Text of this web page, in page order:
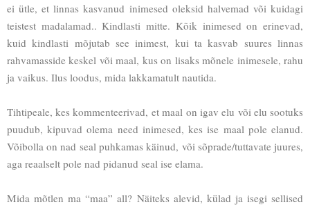
ei ütle, et linnas kasvanud inimesed oleksid halvemad või kuidagi
teistest madalamad.. Kindlasti mitte. Kõik inimesed on erinevad,
kuid kindlasti mõjutab see inimest, kui ta kasvab suures linnas
rahvamasside keskel või maal, kus on lisaks mõnele inimesele, rahu
ja vaikus. Ilus loodus, mida lakkamatult nautida.
Tihtipeale, kes kommenteerivad, et maal on igav elu või elu sootuks
puudub, kipuvad olema need inimesed, kes ise maal pole elanud.
Võibolla on nad seal puhkamas käinud, või sõprade/tuttavate juures,
aga reaalselt pole nad pidanud seal ise elama.
Mida mõtlen ma “maa” all? Näiteks alevid, külad ja isegi sellised